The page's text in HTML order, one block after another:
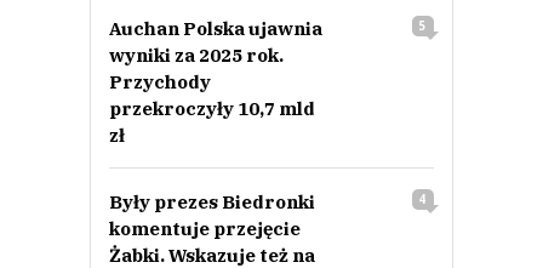
Auchan Polska ujawnia
wyniki za 2025 rok.
Przychody
przekroczyły 10,7 mld
zł
5
Były prezes Biedronki
komentuje przejęcie
Żabki. Wskazuje też na
4